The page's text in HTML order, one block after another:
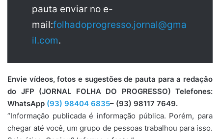
pauta enviar no e-
mail:folhadoprogresso.jornal@gma
il.com.
Envie vídeos, fotos e sugestões de pauta para a redação
do JFP (JORNAL FOLHA DO PROGRESSO) Telefones:
WhatsApp (93) 98404 6835– (93) 98117 7649.
“Informação publicada é informação pública. Porém, para
chegar até você, um grupo de pessoas trabalhou para isso.